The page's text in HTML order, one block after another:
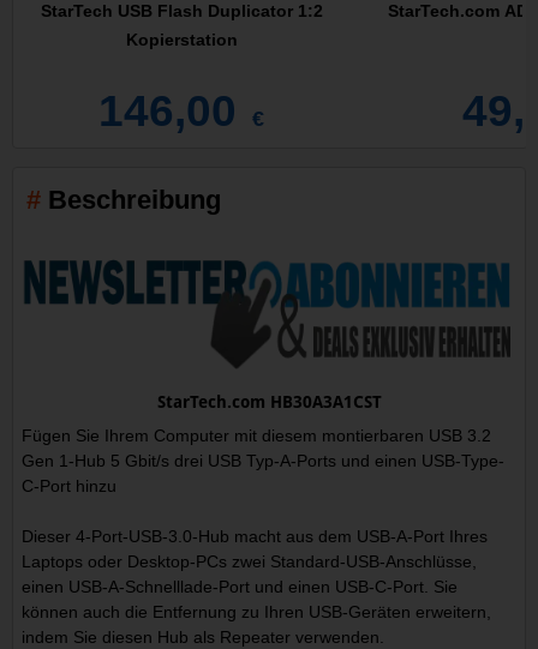
StarTech USB Flash Duplicator 1:2
Kopierstation
146,00 €
StarTech.com
Beschreibung
StarTech.com HB30A3A1CST
Fügen Sie Ihrem Computer mit diesem montierbaren USB 3.2
Gen 1-Hub 5 Gbit/s drei USB Typ-A-Ports und einen USB-Type-
C-Port hinzu
Dieser 4-Port-USB-3.0-Hub macht aus dem USB-A-Port Ihres
Laptops oder Desktop-PCs zwei Standard-USB-Anschlüsse,
einen USB-A-Schnelllade-Port und einen USB-C-Port. Sie
können auch die Entfernung zu Ihren USB-Geräten erweitern,
indem Sie diesen Hub als Repeater verwenden.